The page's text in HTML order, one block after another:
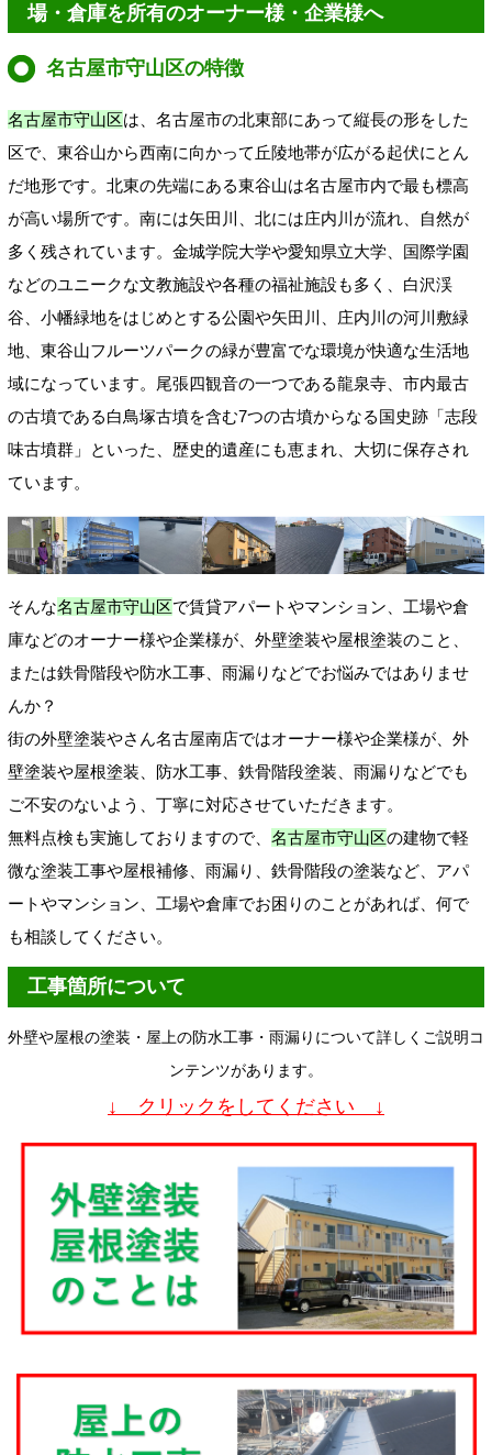
場・倉庫を所有のオーナー様・企業様へ
名古屋市守山区の特徴
名古屋市守山区は、名古屋市の北東部にあって縦長の形をした
区で、東谷山から西南に向かって丘陵地帯が広がる起伏にとん
だ地形です。北東の先端にある東谷山は名古屋市内で最も標高
が高い場所です。南には矢田川、北には庄内川が流れ、自然が
多く残されています。 金城学院大学や愛知県立大学、国際学園
などのユニークな文教施設や各種の福祉施設も多く、白沢渓
谷、小幡緑地をはじめとする公園や矢田川、庄内川の河川敷緑
地、東谷山フルーツパークの緑が豊富でな環境が快適な生活地
域になっています。尾張四観音の一つである龍泉寺、市内最古
の古墳である白鳥塚古墳を含む7つの古墳からなる国史跡「志段
味古墳群」といった、歴史的遺産にも恵まれ、大切に保存され
ています。
そんな名古屋市守山区で賃貸アパートやマンション、工場や倉
庫などのオーナー様や企業様が、外壁塗装や屋根塗装のこと、
または鉄骨階段や防水工事、雨漏りなどでお悩みではありませ
んか？
街の外壁塗装やさん名古屋南店ではオーナー様や企業様が、外
壁塗装や屋根塗装、防水工事、鉄骨階段塗装、雨漏りなどでも
ご不安のないよう、丁寧に対応させていただきます。
無料点検も実施しておりますので、 名古屋市守山区の建物で軽
微な塗装工事や屋根補修、雨漏り、鉄骨階段の塗装など、アパ
ートやマンション、工場や倉庫でお困りのことがあれば、何で
も相談してください。
工事箇所について
外壁や屋根の塗装・屋上の防水工事・雨漏りについて詳しくご説明コ
ンテンツがあります。
↓ クリックをしてください ↓